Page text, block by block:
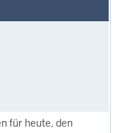
für heute, den